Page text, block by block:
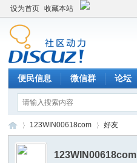
设为首页 收藏本站
便民信息 微信群 论坛
123WIN00618com 好友
123WIN00618com